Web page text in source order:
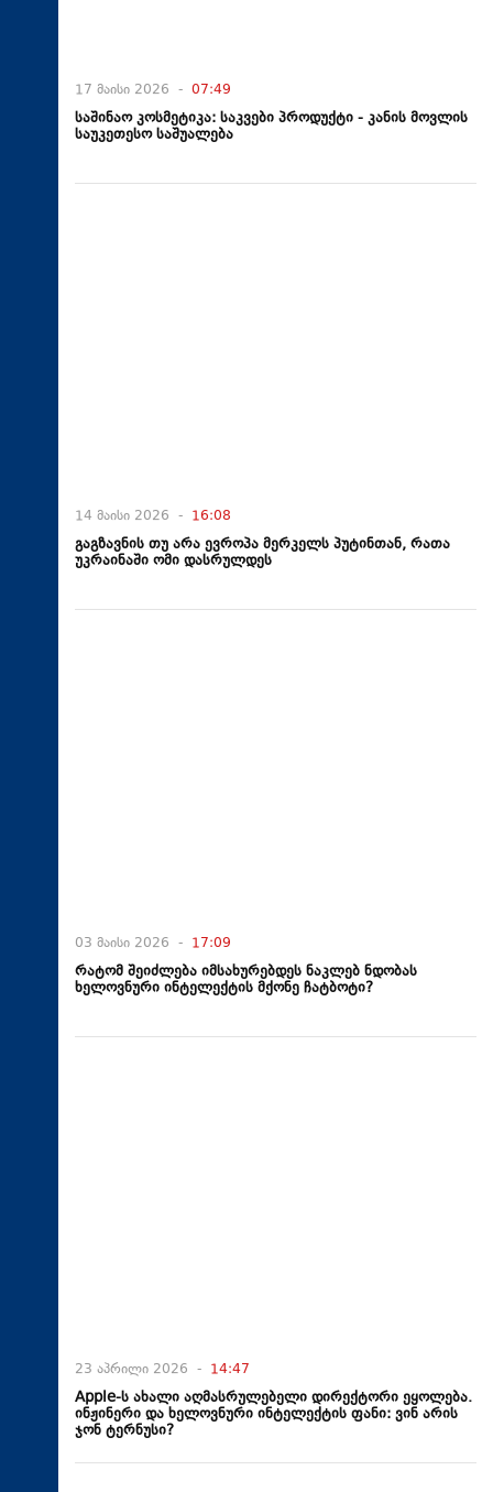
17 მაისი 2026 - 07:49
საშინაო კოსმეტიკა: საკვები პროდუქტი - კანის მოვლის
საუკეთესო საშუალება
14 მაისი 2026 - 16:08
გაგზავნის თუ არა ევროპა მერკელს პუტინთან, რათა
უკრაინაში ომი დასრულდეს
03 მაისი 2026 - 17:09
რატომ შეიძლება იმსახურებდეს ნაკლებ ნდობას
ხელოვნური ინტელექტის მქონე ჩატბოტი?
23 აპრილი 2026 - 14:47
Apple-ს ახალი აღმასრულებელი დირექტორი ეყოლება.
ინჟინერი და ხელოვნური ინტელექტის ფანი: ვინ არის
ჯონ ტერნუსი?